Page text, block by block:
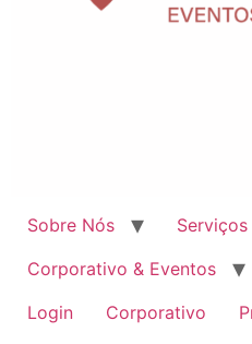
Sobre Nós
Serviços
Corporativo & Eventos
Login
Corporativo